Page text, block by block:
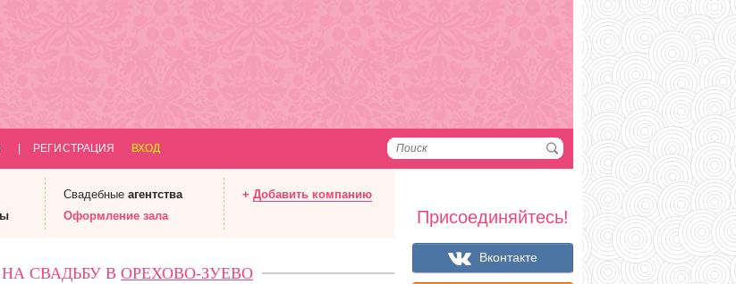
РЕГИСТРАЦИЯ ВХОД
Свадебные агентства
Оформление зала
+ Добавить компанию
СВАДЬБУ В ОРЕХОВО-ЗУЕВО
Присоединяйтесь!
Вконтакте